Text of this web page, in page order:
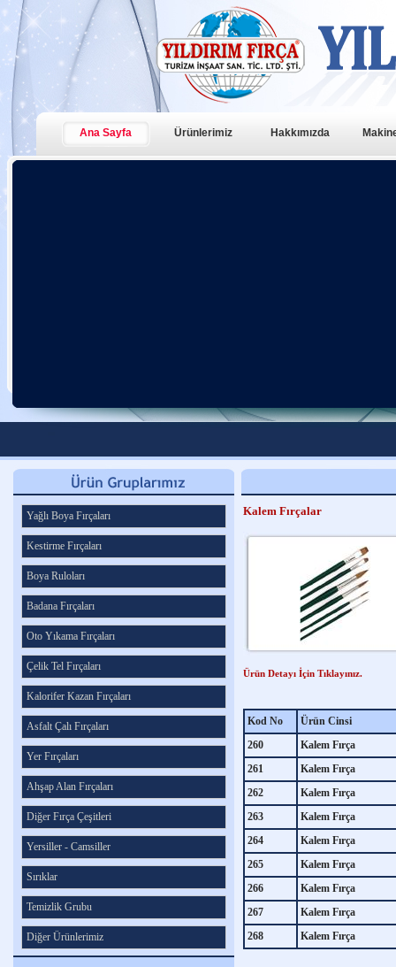
Ana Sayfa Ürünlerimiz Hakkımızda
Yağlı Boya Fırçaları
Kestirme Fırçaları
Boya Ruloları
Badana Fırçaları
Oto Yıkama Fırçaları
Çelik Tel Fırçaları
Kalorifer Kazan Fırçaları
Asfalt Çalı Fırçaları
Yer Fırçaları
Ahşap Alan Fırçaları
Diğer Fırça Çeşitleri
Yersiller - Camsiller
Sırıklar
Temizlik Grubu
Diğer Ürünlerimiz
Kalem Fırçalar
Ürün Detayı İçin Tıklayınız.
Kod No
Ürün Cinsi
260
Kalem Fırça
261
Kalem Fırça
262
Kalem Fırça
263
Kalem Fırça
264
Kalem Fırça
265
Kalem Fırça
266
Kalem Fırça
267
Kalem Fırça
268
Kalem Fırça